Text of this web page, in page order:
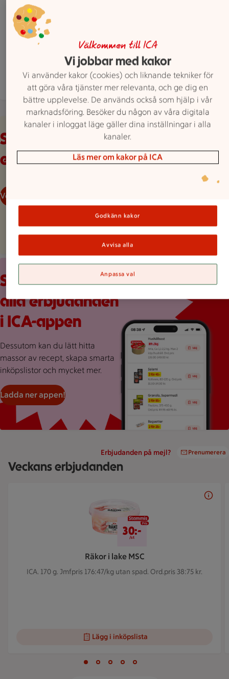
Hitta hit 0472 70002 Mejla butiken
Mer butiksinfo
Veckans reklamblad
Se våra aktuella
erbjudanden
Veckans reklamblad
Röd bakgrund med stor rosa splash, en mobilskärmvy som
Scrolla veckans
alla erbjudanden
i ICA-appen
Dessutom kan du lätt hitta
massor av recept, skapa smarta
inköpslistor och mycket mer.
Ladda ner appen!
Erbjudanden på mejl? Prenumerera
Veckans erbjudanden
Räkor i lake MSC
ICA. 170 g. Jmfpris 176:47/kg utan spad. Ord.pris 38:75 kr.
30 kr/st
30:-
/st
Lägg i inköpslista
Bild 1 av 5
Bild 2 av 5
Bild 3 av 5Bild 4 av 5
Välkommen till ICA
Vi jobbar med kakor
Vi använder kakor (cookies) och liknande tekniker för
att göra våra tjänster mer relevanta, och ge dig en
bättre upplevelse. De används också som hjälp i vår
marknadsföring. Besöker du någon av våra digitala
kanaler i inloggat läge gäller dina inställningar i alla
kanaler.
Läs mer om kakor på ICA
Godkänn kakor
Avvisa alla
Anpassa val